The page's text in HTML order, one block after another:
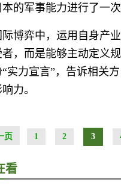
的军事能力进行了一次
博弈中，运用自身产
，而是能够主动定义
实力宣言”，告诉相关
力。
页 1 2 3
看